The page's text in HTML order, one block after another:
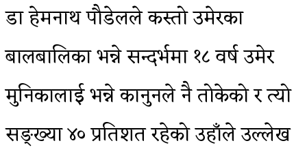
डा हेमनाथ पौडेलले कस्तो उमेरका
बालबालिका भन्ने सन्दर्भमा १८ वर्ष उमेर
मुनिकालाई भन्ने कानुनले नै तोकेको र त्यो
सङ्ख्या ४० प्रतिशत रहेको उहाँले उल्लेख